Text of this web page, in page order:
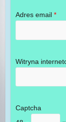
Adres email *
Witryna
Captcha